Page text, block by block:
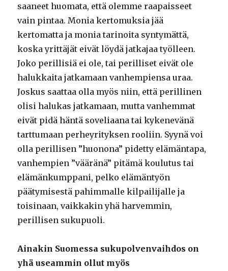
saaneet huomata, että olemme raapaisseet
vain pintaa. Monia kertomuksia jää
kertomatta ja monia tarinoita syntymättä,
koska yrittäjät eivät löydä jatkajaa työlleen.
Joko perillisiä ei ole, tai perilliset eivät ole
halukkaita jatkamaan vanhempiensa uraa.
Joskus saattaa olla myös niin, että perillinen
olisi halukas jatkamaan, mutta vanhemmat
eivät pidä häntä soveliaana tai kykenevänä
tarttumaan perheyrityksen rooliin. Syynä voi
olla perillisen ”huonona” pidetty elämäntapa,
vanhempien ”vääränä” pitämä koulutus tai
elämänkumppani, pelko elämäntyön
päätymisestä pahimmalle kilpailijalle ja
toisinaan, vaikkakin yhä harvemmin,
perillisen sukupuoli.
Ainakin Suomessa sukupolvenvaihdos on
yhä useammin ollut myös